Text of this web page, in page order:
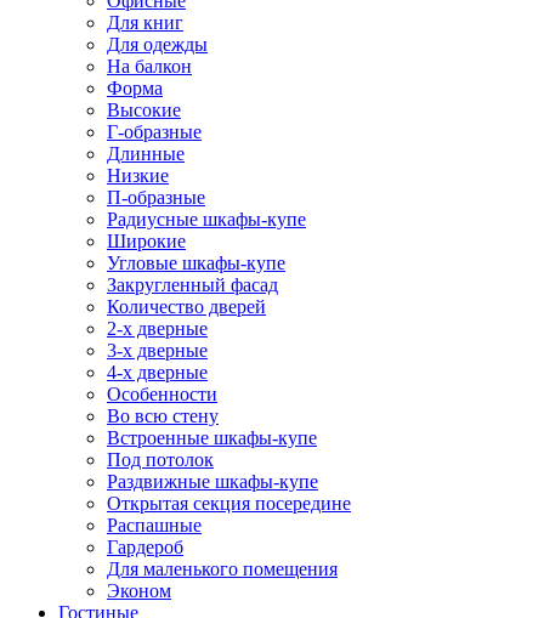
Для книг
Для одежды
На балкон
Форма
Высокие
Г-образные
Длинные
Низкие
П-образные
Радиусные шкафы-купе
Широкие
Угловые шкафы-купе
Закругленный фасад
Количество дверей
2-х дверные
3-х дверные
4-х дверные
Особенности
Во всю стену
Встроенные шкафы-купе
Под потолок
Раздвижные шкафы-купе
Открытая секция посередине
Распашные
Гардероб
Для маленького помещения
Эконом
Гостиные